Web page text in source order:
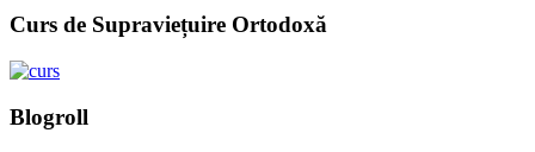
Curs de Supraviețuire Ortodoxă
Blogroll